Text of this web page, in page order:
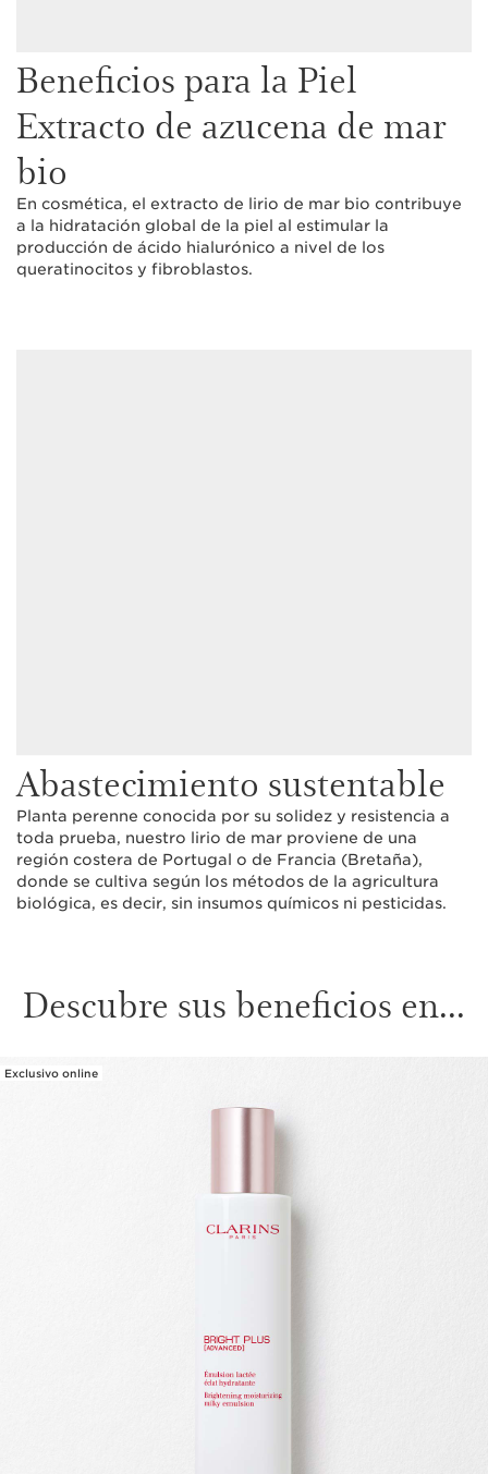
Beneficios para la Piel
Extracto de azucena de mar
bio
En cosmética, el extracto de lirio de mar bio contribuye
a la hidratación global de la piel al estimular la
producción de ácido hialurónico a nivel de los
queratinocitos y fibroblastos.
Abastecimiento sustentable
Planta perenne conocida por su solidez y resistencia a
toda prueba, nuestro lirio de mar proviene de una
región costera de Portugal o de Francia (Bretaña),
donde se cultiva según los métodos de la agricultura
biológica, es decir, sin insumos químicos ni pesticidas.
Descubre sus beneficios en...
Exclusivo online